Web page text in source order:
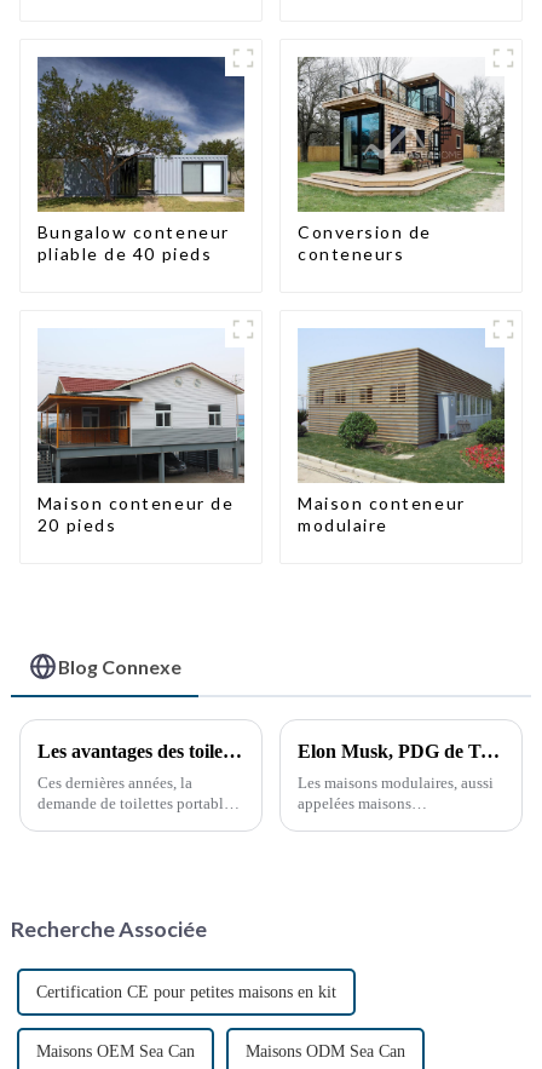
conteneur extensible,
3 chambres
Bungalow conteneur
pliable de 40 pieds
Conversion de
conteneurs
Maison conteneur de
20 pieds
Maison conteneur
modulaire
Blog Connexe
Les avantages des toilettes portables : une nécessité croissante
Ces dernières années, la
demande de toilettes portables
solutions sanitaires pratiques…
Elon Musk, PDG de Tesla, suscite un regain d'intérêt pour les maisons modulaires : l'avenir de la révolution du logement
Les maisons modulaires, aussi
appelées maisons
Recherche Associée
Certification CE pour petites maisons en kit
Maisons OEM Sea Can Maisons ODM Sea Can